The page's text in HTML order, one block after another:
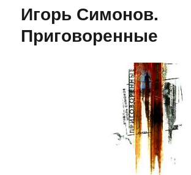
Игорь Симонов.
Приговоренные